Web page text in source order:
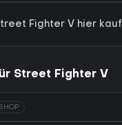
Fighter V hier
Street Fighter V